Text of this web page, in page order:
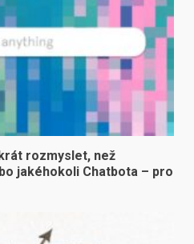
rozmyslet, než
jakéhokoli Chatbota – pro